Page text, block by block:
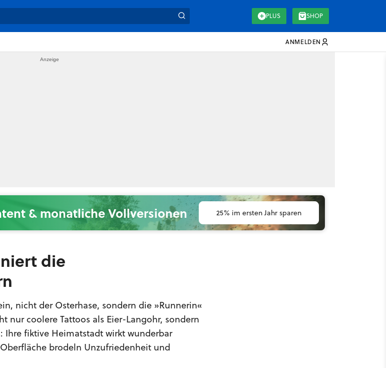
PLUS SHOP
ANMELDEN
& monatliche Vollversionen 25% im ersten Jahr sparen
die
nicht der Osterhase, sondern die »Runnerin«
nur coolere Tattoos als Eier-Langohr, sondern
fiktive Heimatstadt wirkt wunderbar
brodeln Unzufriedenheit und